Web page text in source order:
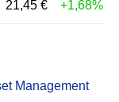
21,45 € +1,68%
Management